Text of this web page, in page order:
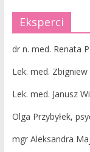
Eksperci
dr n. med. Renata
Lek. med.
Lek. med. Janusz
Olga Przybyłek,
mgr Aleksandra